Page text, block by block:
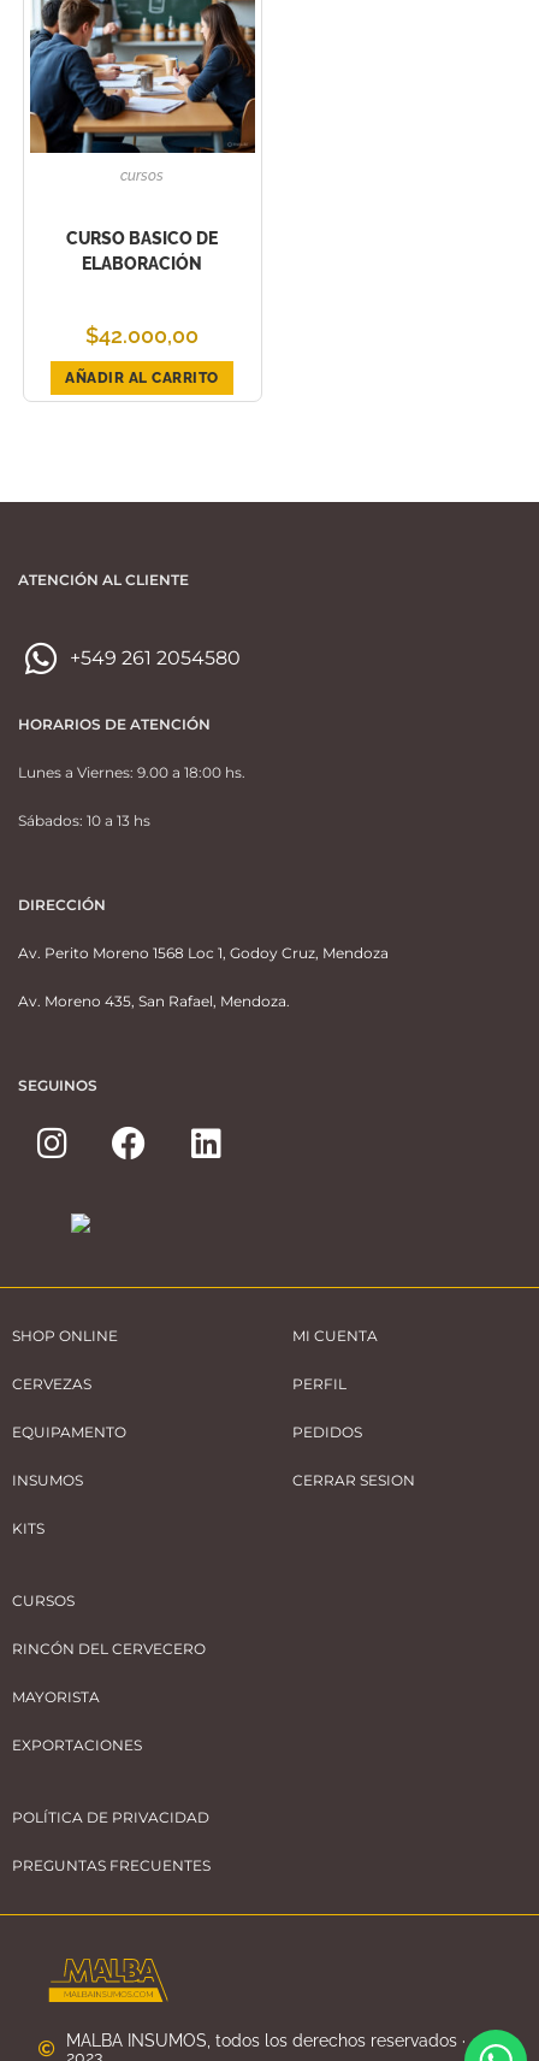
cursos
CURSO BASICO DE
ELABORACIÓN
$42.000,00
AÑADIR AL CARRITO
ATENCIÓN AL CLIENTE
+549 261 2054580
HORARIOS DE ATENCIÓN
Lunes a Viernes: 9.00 a 18:00 hs.
Sábados: 10 a 13 hs
DIRECCIÓN
Av. Perito Moreno 1568 Loc 1, Godoy Cruz, Mendoza
Av. Moreno 435, San Rafael, Mendoza.
SEGUINOS
SHOP ONLINE
CERVEZAS
EQUIPAMENTO
INSUMOS
KITS
MI CUENTA
PERFIL
PEDIDOS
CERRAR SESION
CURSOS
RINCÓN DEL CERVECERO
MAYORISTA
EXPORTACIONES
POLÍTICA DE PRIVACIDAD
PREGUNTAS FRECUENTES
MALBA INSUMOS, todos los derechos reservados ·
2023